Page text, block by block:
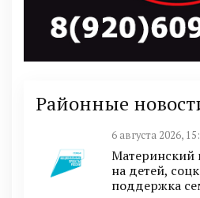
Районные
6 августа 2026,
Материнский
на детей,
поддержка